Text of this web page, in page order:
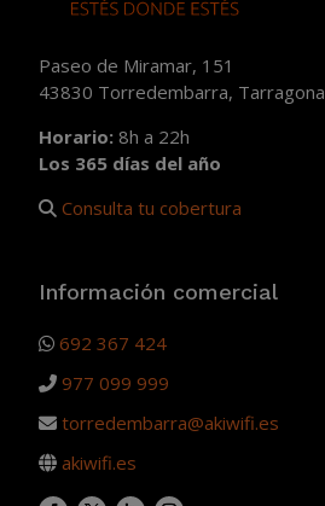
Paseo de Miramar, 151
43830 Torredembarra, Tarragona
Horario: 8h a 22h
Los 365 días del año
Consulta tu cobertura
Información comercial
692 367 424
977 099 999
torredembarra@akiwifi.es
akiwifi.es